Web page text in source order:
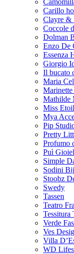
Carillo
Clayre &
Coccole
Dolman
Enzo De
Essenza
Giorgio
Il bucato
Maria
Mathilde
Miss
Mya
Pip
Pretty
Profumo
Puì
Simple
Sodini
Stoobz
Swedy
Tassen
Teatro
Tessitura
Verde
Ves
Villa
WD